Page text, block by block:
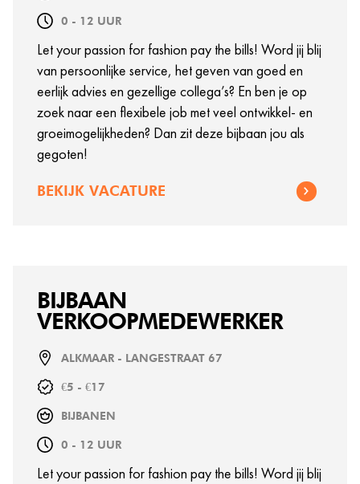
0 - 12 UUR
Let your passion for fashion pay the bills! Word jij blij
van persoonlijke service, het geven van goed en
eerlijk advies en gezellige collega’s? En ben je op
zoek naar een flexibele job met veel ontwikkel- en
groeimogelijkheden? Dan zit deze bijbaan jou als
gegoten!
BEKIJK VACATURE
BIJBAAN
VERKOOPMEDEWERKER
ALKMAAR - LANGESTRAAT 67
€5 - €17
BIJBANEN
0 - 12 UUR
Let your passion for fashion pay the bills! Word jij blij